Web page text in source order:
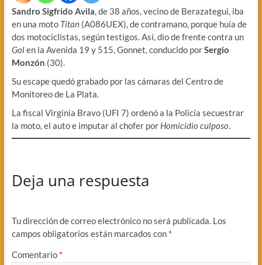
Sandro Sigfrido Avila, de 38 años, vecino de Berazategui, iba
en una moto Titan (A086UEX), de contramano, porque huía de
dos motociclistas, según testigos. Así, dio de frente contra un
Golen la Avenida 19 y 515, Gonnet, conducido porSergio
Monzón (30).
Su escape quedó grabado por las cámaras del Centro de
Monitoreo de La Plata.
La fiscal Virginia Bravo (UFI 7) ordenó a la Policía secuestrar
la moto, el auto e imputar al chofer por Homicidio culposo.
Deja una respuesta
Tu dirección de correo electrónico no será publicada. Los
campos obligatorios están marcados con *
Comentario *